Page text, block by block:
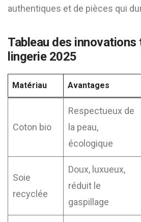
authentiques et de pièces qui
Tableau des
lingerie 2025
Matériau Avantages
Coton bio
Respectueux de
la peau,
écologique
Soie
recyclée
Doux, luxueux,
réduit le
gaspillage